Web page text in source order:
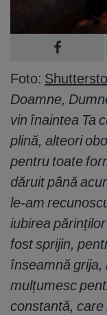
Foto:
Doamne,
vin înaintea Ta
plină, alteori
pentru toate
dăruit până
le-am
iubirea
fost sprijin,
înseamnă
mulțumesc
constantă, care